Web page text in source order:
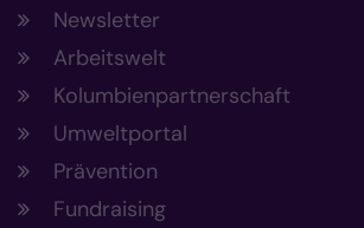
Newsletter
Arbeitswelt
Kolumbienpartnerschaft
Umweltportal
Prävention
Fundraising